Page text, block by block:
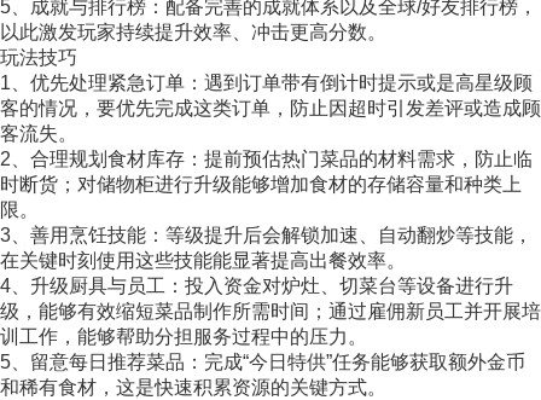
5、成就与排行榜：配备完善的成就体系以及全球/好友排行榜，
以此激发玩家持续提升效率、冲击更高分数。
玩法技巧
1、优先处理紧急订单：遇到订单带有倒计时提示或是高星级顾
客的情况，要优先完成这类订单，防止因超时引发差评或造成顾
客流失。
2、合理规划食材库存：提前预估热门菜品的材料需求，防止临
时断货；对储物柜进行升级能够增加食材的存储容量和种类上
限。
3、善用烹饪技能：等级提升后会解锁加速、自动翻炒等技能，
在关键时刻使用这些技能能显著提高出餐效率。
4、升级厨具与员工：投入资金对炉灶、切菜台等设备进行升
级，能够有效缩短菜品制作所需时间；通过雇佣新员工并开展培
训工作，能够帮助分担服务过程中的压力。
5、留意每日推荐菜品：完成“今日特供”任务能够获取额外金币
和稀有食材，这是快速积累资源的关键方式。